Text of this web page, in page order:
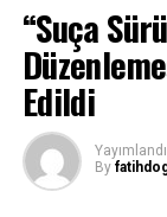
“Suça
Edildi
Yayımlandı
By